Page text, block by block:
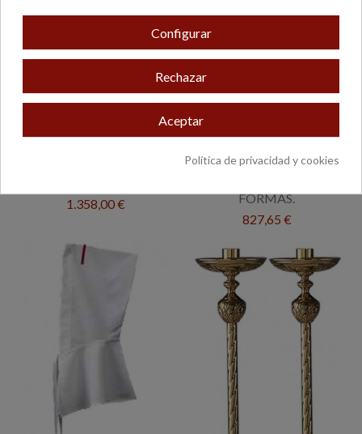
1.358,00 €
APARATO ELECTRICO
FORMAS.
827,65 €
Configurar
Rechazar
Aceptar
Política de privacidad y cookies